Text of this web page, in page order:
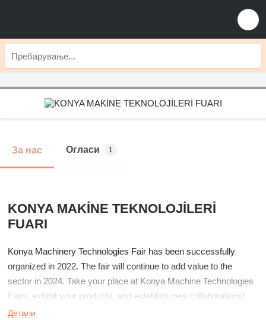
За нас Огласи 1
KONYA MAKİNE TEKNOLOJİLERİ
FUARI
Konya Machinery Technologies Fair has been successfully
organized in 2022. The fair will continue to add value to the
sector in 2024. Take your place at Konya Machine Technologies
Fairs, exhibit your products, and establish new collaborations!
Детали